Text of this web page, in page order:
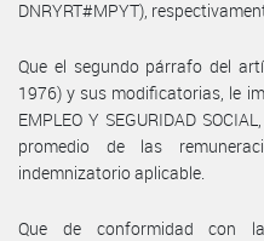
DNRYRT#MPYT),
Que el segundo párrafo del
1976) y sus modificatorias, le
EMPLEO Y SEGURIDAD
promedio de las
indemnizatorio aplicable.
Que de conformidad con